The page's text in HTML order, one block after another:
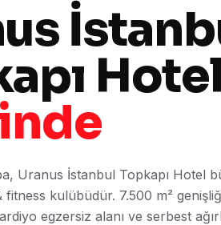
Uranus İstanbul Topkapı Hotel
kulübüdür. 7.500 m²
egzersiz alanı ve serbest